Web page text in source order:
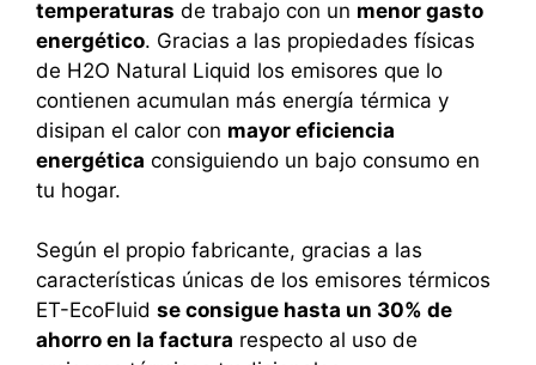
temperaturas de trabajo con un menor gasto
energético. Gracias a las propiedades físicas
de H2O Natural Liquid los emisores que lo
contienen acumulan más energía térmica y
disipan el calor con mayor eficiencia
energética consiguiendo un bajo consumo en
tu hogar.
Según el propio fabricante, gracias a las
características únicas de los emisores térmicos
ET-EcoFluid se consigue hasta un 30% de
ahorro en la factura respecto al uso de